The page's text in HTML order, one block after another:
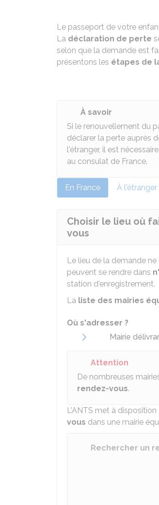
Le passeport de votre
La déclaration de perte
selon que la demande est
présentons les étapes de
À savoir
Si le renouvellement du
déclarer la perte auprès
l'étranger, il est
au consulat de France.
En France À l'étranger
Choisir le lieu où
vous
Le lieu de la demande
peuvent se rendre dans
station d'enregistrement.
La liste des mairies
Où s'adresser ?
Mairie
Attention
De nombreuses
rendez-vous.
L'ANTS met à disposition
vous dans une mairie
Rechercher un